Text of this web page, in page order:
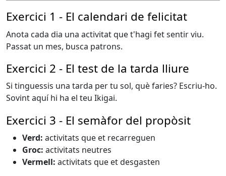
Exercici 1 - El calendari de felicitat
Anota cada dia una activitat que t'hagi fet sentir viu.
Passat un mes, busca patrons.
Exercici 2 - El test de la tarda lliure
Si tinguessis una tarda per tu sol, què faries? Escriu-ho.
Sovint aquí hi ha el teu Ikigai.
Exercici 3 - El semàfor del propòsit
Verd: activitats que et recarreguen
Groc: activitats neutres
Vermell: activitats que et desgasten